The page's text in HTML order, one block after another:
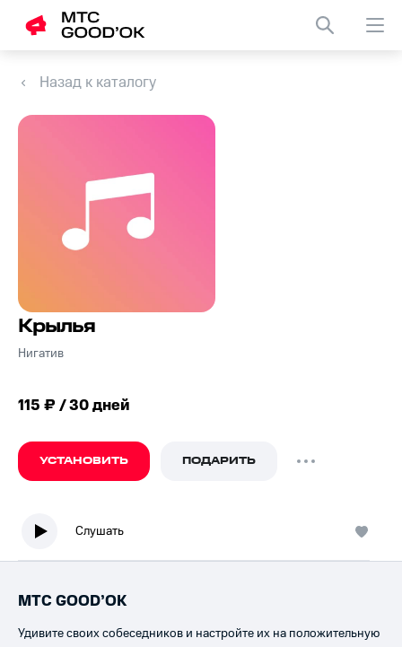
Назад к каталогу
Крылья
Нигатив
115 ₽ / 30 дней
УСТАНОВИТЬ ПОДАРИТЬ
Слушать
МТС GOOD’OK
Удивите своих собеседников и настройте их на положительную